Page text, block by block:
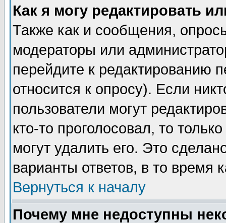
Как я могу редактировать
Также как и сообщения,
модераторы или
перейдите к редактированию
относится к опросу). Если
пользователи могут
кто-то проголосовал, то
могут удалить его. Это
варианты ответов, в то время
Вернуться к началу
Почему мне недоступны